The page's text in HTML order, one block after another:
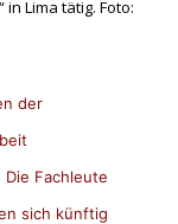
Lima tätig. Foto:
der
Fachleute
sich künftig